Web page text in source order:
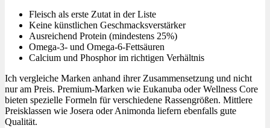
Fleisch als erste Zutat in der Liste
Keine künstlichen Geschmacksverstärker
Ausreichend Protein (mindestens 25%)
Omega-3- und Omega-6-Fettsäuren
Calcium und Phosphor im richtigen Verhältnis
Ich vergleiche Marken anhand ihrer Zusammensetzung und nicht
nur am Preis. Premium-Marken wie Eukanuba oder Wellness Core
bieten spezielle Formeln für verschiedene Rassengrößen. Mittlere
Preisklassen wie Josera oder Animonda liefern ebenfalls gute
Qualität.